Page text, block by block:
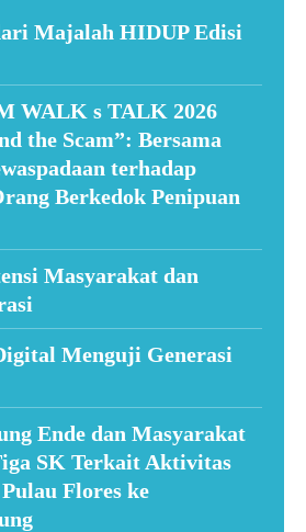
Majalah HIDUP Edisi
WALK s TALK 2026
the Scam”: Bersama
terhadap
Berkedok Penipuan
Masyarakat dan
Menguji Generasi
Ende dan Masyarakat
SK Terkait Aktivitas
Flores ke